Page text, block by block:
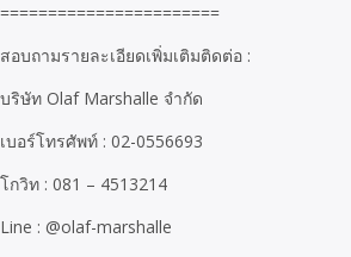
=======================
สอบถามรายละเอียดเพิ่มเติมติดต่อ :
บริษัท Olaf Marshalle จำกัด
เบอร์โทรศัพท์ : 02-0556693
โกวิท : 081 – 4513214
Line : @olaf-marshalle